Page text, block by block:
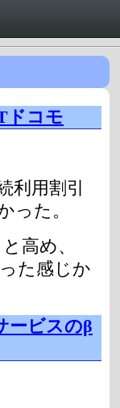
コモ
利用割引
った。
高め、
た感じか
ービスのβ